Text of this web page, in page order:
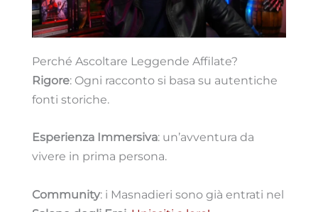
Perché Ascoltare Leggende Affilate?
Rigore: Ogni racconto si basa su autentiche
fonti storiche.
Esperienza Immersiva: un’avventura da
vivere in prima persona.
Community: i Masnadieri sono già entrati nel